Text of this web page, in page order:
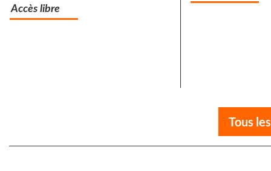
Accès libre
Tous